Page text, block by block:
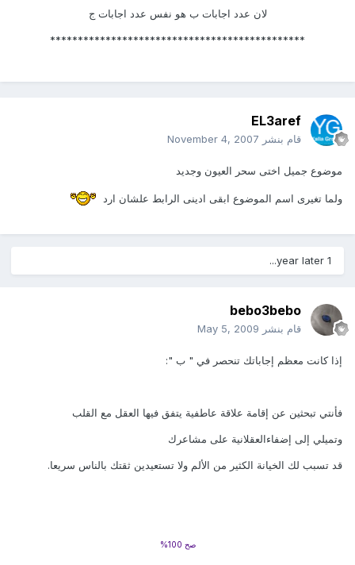
لان عدد اجابات ب هو نفس عدد اجابات ج
**********************************************
EL3aref
قام بنشر November 4, 2007
موضوع جميل اختى سحر العيون وجديد
ولما تغيرى اسم الموضوع ابقى ادينى الرابط علشان ارد
bebo3bebo
قام بنشر May 5, 2009
إذا كانت معظم إجاباتك تنحصر في " ب ":
فأنتي تبحثين عن إقامة علاقة عاطفية يتفق فيها العقل مع القلب
وتميلي إلى إضفاءالعقلانية على مشاعرك
قد تسبب لك الخيانة الكثير من الألم ولا تستعيدين ثقتك بالناس سريعا.
صح 100%